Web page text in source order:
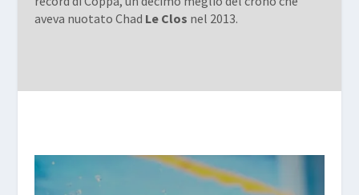
aveva nuotato Chad Le Clos nel 2013.